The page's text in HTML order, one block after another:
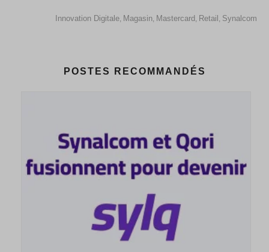
Innovation Digitale, Magasin, Mastercard , Retail , Synalcom
POSTES RECOMMANDÉS